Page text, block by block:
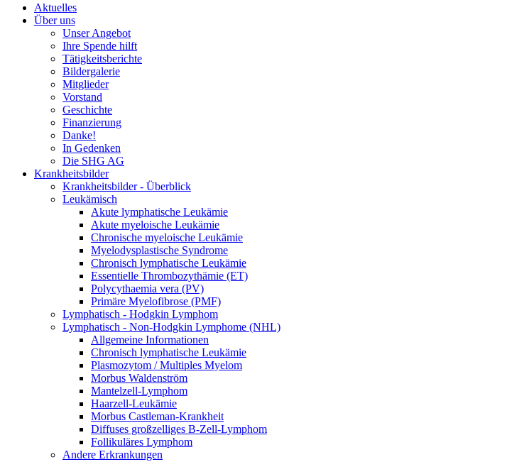
Aktuelles
Über uns
Unser Angebot
Ihre Spende hilft
Tätigkeitsberichte
Bildergalerie
Mitglieder
Vorstand
Geschichte
Finanzierung
Danke!
In Gedenken
Die SHG AG
Krankheitsbilder
Krankheitsbilder - Überblick
Leukämisch
Akute lymphatische Leukämie
Akute myeloische Leukämie
Chronische myeloische Leukämie
Myelodysplastische Syndrome
Chronisch lymphatische Leukämie
Essentielle Thrombozythämie (ET)
Polycythaemia vera (PV)
Primäre Myelofibrose (PMF)
Lymphatisch - Hodgkin Lymphom
Lymphatisch - Non-Hodgkin Lymphome (NHL)
Allgemeine Informationen
Chronisch lymphatische Leukämie
Plasmozytom / Multiples Myelom
Morbus Waldenström
Mantelzell-Lymphom
Haarzell-Leukämie
Morbus Castleman-Krankheit
Diffuses großzelliges B-Zell-Lymphom
Follikuläres Lymphom
Andere Erkrankungen